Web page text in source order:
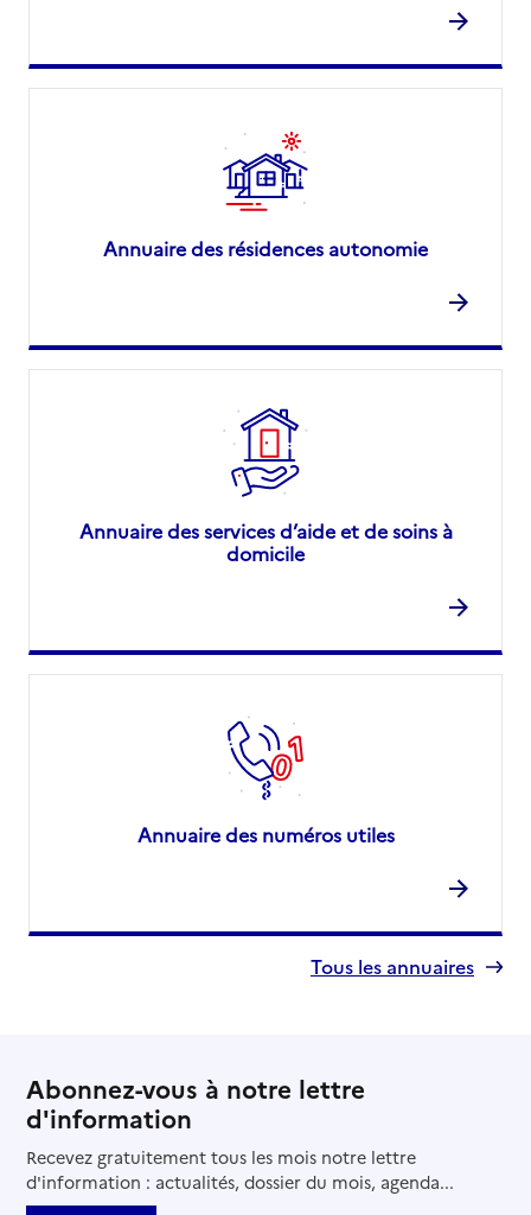
Annuaire des résidences autonomie
Annuaire des services d’aide et de soins à
domicile
Annuaire des numéros utiles
Tous les annuaires
Abonnez-vous à notre lettre
d'information
Recevez gratuitement tous les mois notre lettre
d'information : actualités, dossier du mois, agenda...